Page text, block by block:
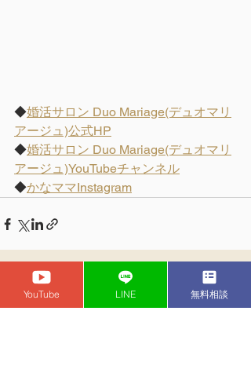
◆婚活サロン Duo Mariage(デュオマリ
アージュ)公式HP
◆婚活サロン Duo Mariage(デュオマリ
アージュ)YouTubeチャンネル
◆かなママInstagram
コメント
YouTube LINE 無料相談